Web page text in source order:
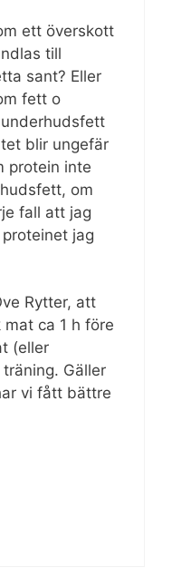
ett överskott
till
sant? Eller
fett o
blir ungefär
protein inte
om
fall att jag
jag
Rytter, att
ca 1 h före
(eller
Gäller
vi fått bättre